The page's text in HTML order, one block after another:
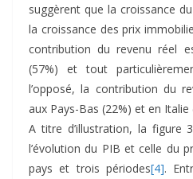
suggèrent que la croissance
la croissance des prix
contribution du revenu réel
(57%) et tout
l’opposé, la contribution du
aux Pays-Bas (22%) et en Italie
A titre d’illustration, la figure
l’évolution du PIB et celle du
pays et trois périodes[4].